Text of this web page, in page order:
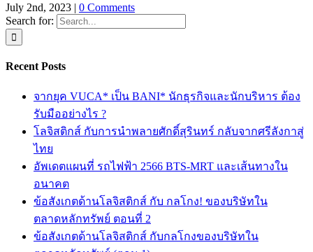
July 2nd, 2023 | 0 Comments
Search for:
Recent Posts
จากยุค VUCA* เป็น BANI* นักธุรกิจและนักบริหาร ต้อง
รับมืออย่างไร ?
โลจิสติกส์ กับการนำพลายศักดิ์สุรินทร์ กลับจากศรีลังกาสู่
ไทย
อัพเดตแผนที่ รถไฟฟ้า 2566 BTS-MRT และเส้นทางใน
อนาคต
ข้อสังเกตด้านโลจิสติกส์ กับ กลโกง! ของบริษัทใน
ตลาดหลักทรัพย์ ตอนที่ 2
ข้อสังเกตด้านโลจิสติกส์ กับกลโกงของบริษัทใน